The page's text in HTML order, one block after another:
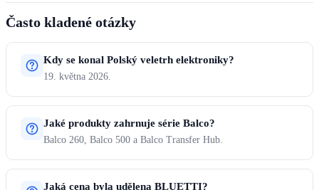
Často kladené otázky
Kdy se konal Polský veletrh elektroniky?
19. května 2026.
Jaké produkty zahrnuje série Balco?
Balco 260, Balco 500 a Balco Transfer Hub.
Jaká cena byla udělena BLUETTI?